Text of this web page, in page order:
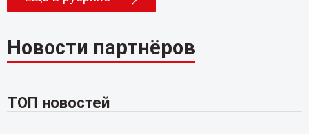
Новости партнёров
ТОП новостей